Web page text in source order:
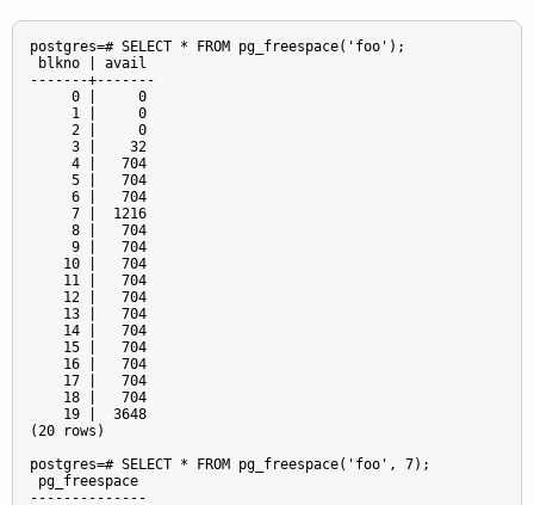
postgres=# SELECT * FROM pg_freespace('foo');
blkno | avail
-------+-------
     0 |     0
     1 |     0
     2 |     0
     3 |    32
     4 |   704
     5 |   704
     6 |   704
     7 |  1216
     8 |   704
     9 |   704
    10 |   704
    11 |   704
    12 |   704
    13 |   704
    14 |   704
    15 |   704
    16 |   704
    17 |   704
    18 |   704
    19 |  3648
(20 rows)
postgres=# SELECT * FROM pg_freespace('foo', 7);
pg_freespace
--------------